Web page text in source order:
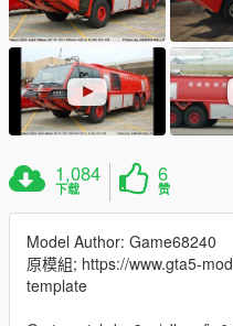
1,084
下载
6
赞
Model Author: Game68240
原模組; https://www.gta5-
template